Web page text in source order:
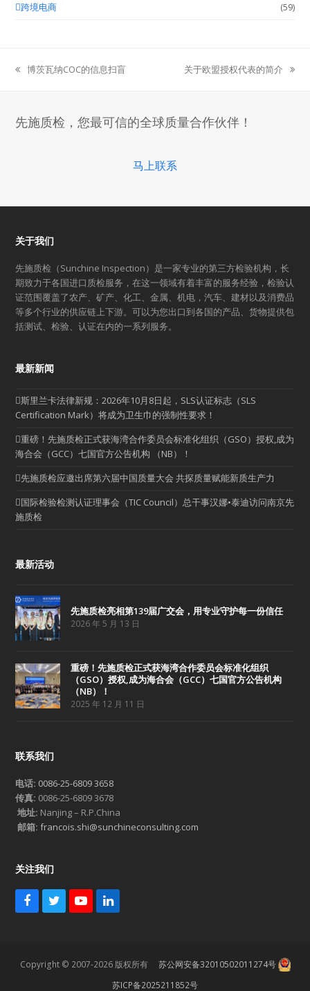
跨境电商
(59)
previous
博茨瓦纳COC的信息扫盲
next
关于欧盟授权代表的简介
先施质检，您最可信的全球质量合作伙伴！
马上联系
关于我们
先施质检（Sunchine Inspection）是一家专业的第三方检验机构，长
期致力于各国进口质检服务，在这一领域有着丰富的服务经验，检验认
证范围覆盖了农产、矿产、化工、金属、机电，汽车、建材以及消费品
等多个行业的供应链上下游。可以为您出口到各国的产品、货物提供包
括测试、检验、认证在内的一系列服务。
最新新闻
斯里兰卡法律新规：2026年10月8日起，SLS认证标志（SLS
Certification Mark）将成为卫生巾的强制性要求！
重磅！先施质检正式获海湾合作委员会标准化组织（GSO）授权,成为
海合会（GCC）七国官方公告机构 （NB）！
先施质检应邀出席第六届中国质量大会 共探质量赋能新质生产力
国际检验检测认证理事会（TIC Council）总干事汉娜•泰迪访问南京先
施质检
最新活动
先施质检亮相第139届广交会，用专业守护每一份信任
2026 年 5 月 13 日
重磅！先施质检正式获海湾合作委员会标准化组织
（GSO）授权,成为海合会（GCC）七国官方公告机构
（NB）！
2025 年 12 月 11 日
联系我们
电话: 0086-25-6809 3658
传真: 0086-25-6809 3678
地址: Nanjing – R.P.China
邮箱: francois.shi@sunchineconsulting.com
关注我们
F
o
T
e
Y
b
L
d
Copyright © 2007-2026 版权所有 苏公网安备32010502011274号
苏ICP备2025211852号